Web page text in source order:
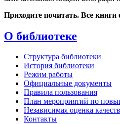
Приходите почитать. Все
О библиотеке
Структура библиотеки
История библиотеки
Режим работы
Официальные документы
Правила пользования
План мероприятий по
Независимая оценка
Контакты